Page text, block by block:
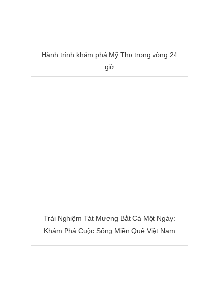
Hành trình khám phá Mỹ Tho trong vòng 24
giờ
Trải Nghiệm Tát Mương Bắt Cá Một Ngày:
Khám Phá Cuộc Sống Miền Quê Việt Nam